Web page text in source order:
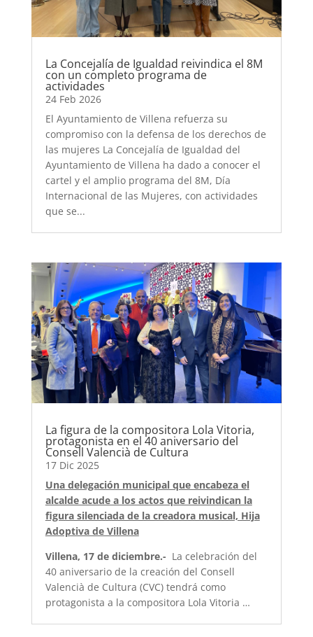
La Concejalía de Igualdad reivindica el 8M
con un completo programa de
actividades
24 Feb 2026
El Ayuntamiento de Villena refuerza su
compromiso con la defensa de los derechos de
las mujeres La Concejalía de Igualdad del
Ayuntamiento de Villena ha dado a conocer el
cartel y el amplio programa del 8M, Día
Internacional de las Mujeres, con actividades
que se...
La figura de la compositora Lola Vitoria,
protagonista en el 40 aniversario del
Consell Valencià de Cultura
17 Dic 2025
Una delegación municipal que encabeza el
alcalde acude a los actos que reivindican la
figura silenciada de la creadora musical, Hija
Adoptiva de Villena
Villena, 17 de diciembre.- La celebración del
40 aniversario de la creación del Consell
Valencià de Cultura (CVC) tendrá como
protagonista a la compositora Lola Vitoria …